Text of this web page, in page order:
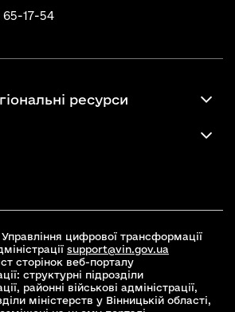
65-17-54
ресурси
Управління цифрової трансформації
support@vin.gov.ua
сторінок веб-порталу
структурні підрозділи
районні військові адміністрації,
міністерств у Вінницькій області,